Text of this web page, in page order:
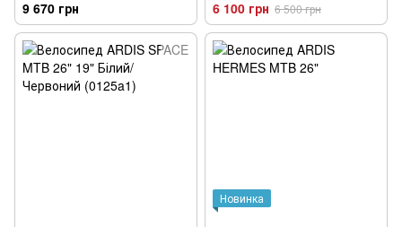
9 670 грн 6 100 грн 6 500 грн
Новинка